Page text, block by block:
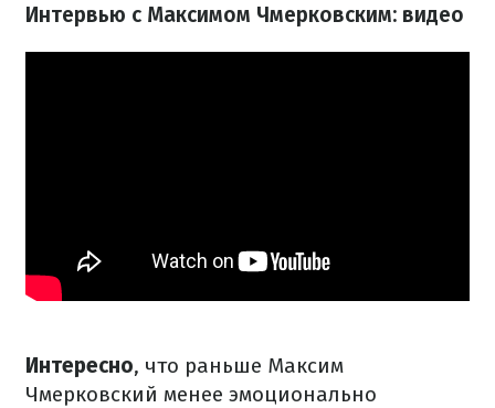
Интервью с Максимом Чмерковским: видео
Интересно, что раньше Максим
Чмерковский менее эмоционально